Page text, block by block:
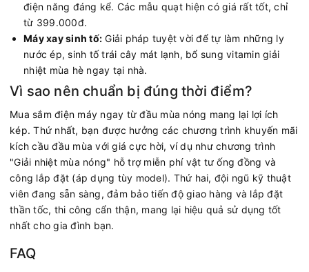
điện năng đáng kể. Các mẫu quạt hiện có giá rất tốt, chỉ
từ 399.000đ.
Máy xay sinh tố: Giải pháp tuyệt vời để tự làm những ly
nước ép, sinh tố trái cây mát lạnh, bổ sung vitamin giải
nhiệt mùa hè ngay tại nhà.
Vì sao nên chuẩn bị đúng thời điểm?
Mua sắm điện máy ngay từ đầu mùa nóng mang lại lợi ích
kép. Thứ nhất, bạn được hưởng các chương trình khuyến mãi
kích cầu đầu mùa với giá cực hời, ví dụ như chương trình
"Giải nhiệt mùa nóng" hỗ trợ miễn phí vật tư ống đồng và
công lắp đặt (áp dụng tùy model). Thứ hai, đội ngũ kỹ thuật
viên đang sẵn sàng, đảm bảo tiến độ giao hàng và lắp đặt
thần tốc, thi công cẩn thận, mang lại hiệu quả sử dụng tốt
nhất cho gia đình bạn.
FAQ